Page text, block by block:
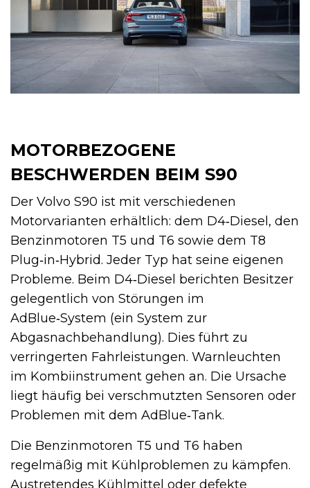
MOTORBEZOGENE
BESCHWERDEN BEIM S90
Der Volvo S90 ist mit verschiedenen
Motorvarianten erhältlich: dem D4‑Diesel, den
Benzinmotoren T5 und T6 sowie dem T8
Plug‑in‑Hybrid. Jeder Typ hat seine eigenen
Probleme. Beim D4‑Diesel berichten Besitzer
gelegentlich von Störungen im
AdBlue‑System (ein System zur
Abgasnachbehandlung). Dies führt zu
verringerten Fahrleistungen. Warnleuchten
im Kombiinstrument gehen an. Die Ursache
liegt häufig bei verschmutzten Sensoren oder
Problemen mit dem AdBlue‑Tank.
Die Benzinmotoren T5 und T6 haben
regelmäßig mit Kühlproblemen zu kämpfen.
Austretendes Kühlmittel oder defekte